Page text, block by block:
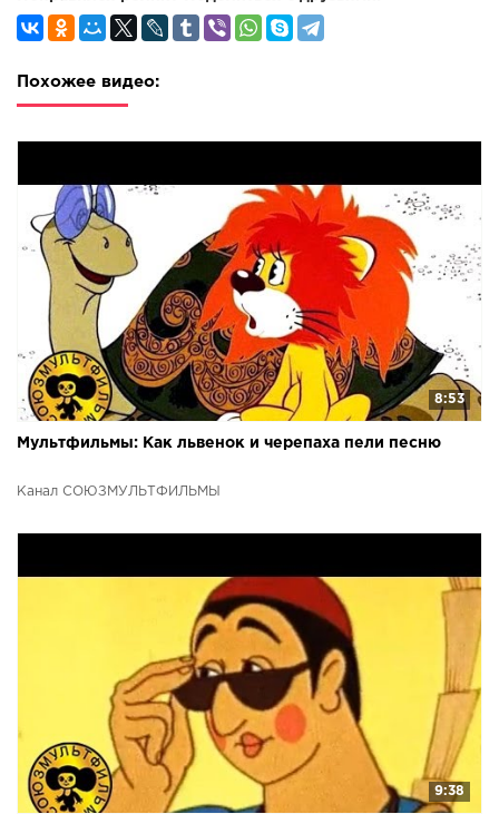
Чуковский Все серии подряд: Легенды и мифы Все серии
подряд:
Похожее видео:
8:53
Мультфильмы: Как львенок и черепаха пели песню
Канал СОЮЗМУЛЬТФИЛЬМЫ
9:38